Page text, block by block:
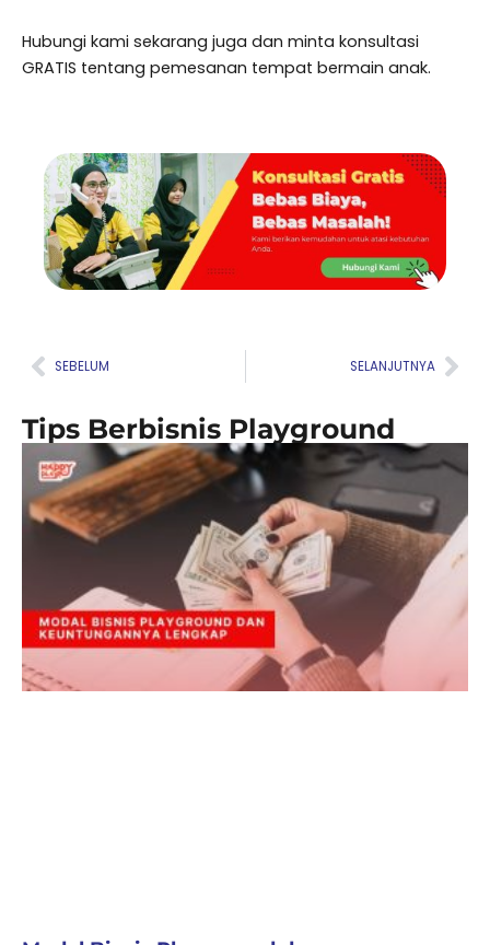
Hubungi kami sekarang juga dan minta konsultasi
GRATIS tentang pemesanan tempat bermain anak.
Prev
SEBELUM SELANJUTNYA
Tips Berbisnis Playground